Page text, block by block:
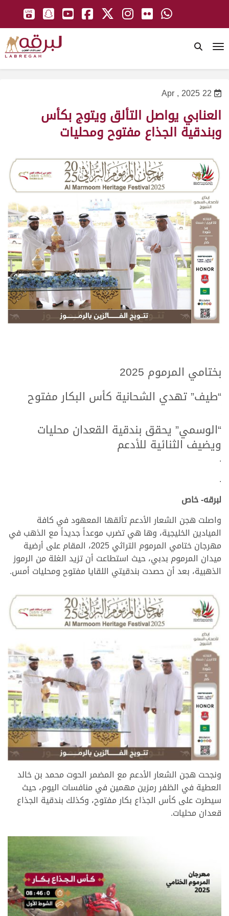
22 Apr , 2025
العنابي يواصل التألق ويتوج بكأس
وبندقية الجذاع مفتوح ومحليات
بختامي المرموم 2025
“طيف” تهدي الشحانية كأس البكار مفتوح
“الوسمي” يحقق بندقية القعدان محليات
ويضيف الثنائية للأدعم
.
.
لبرقه- خاص
واصلت هجن الشعار الأدعم تألقها المعهود في كافة
الميادين الخليجية، وها هي تضرب موعداً جديداً مع الذهب في
مهرجان ختامي المرموم التراثي 2025، المقام على أرضية
ميدان المرموم بدبي، حيث استطاعت أن تزيد الغلة من الرموز
الذهبية، بعد أن حصدت بندقيتي اللقايا مفتوح ومحليات أمس.
ونجحت هجن الشعار الأدعم مع المضمر الحوت محمد بن خالد
العطية في الظفر رمزين مهمين في منافسات اليوم، حيث
سيطرت على كأس الجذاع بكار مفتوح، وكذلك بندقية الجذاع
قعدان محليات.